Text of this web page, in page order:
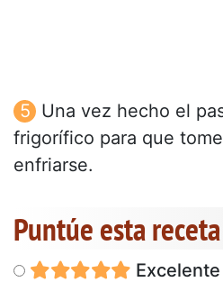
Una vez hecho el
frigorífico para que
enfriarse.
Puntúe esta receta
Excelente